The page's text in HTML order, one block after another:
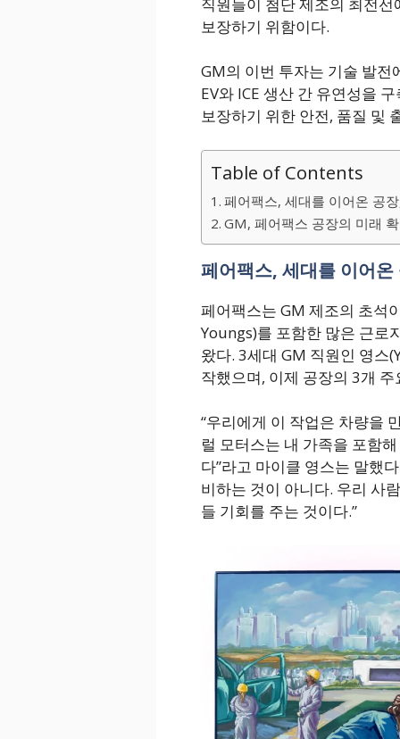
보장하기 위함이다.
GM의 이번 투자는 기술 발전
EV와 ICE 생산 간 유연성을
보장하기 위한 안전, 품질 및
Table of Contents
페어팩스, 세대를 이어온 공
GM, 페어팩스 공장의 미래
페어팩스, 세대를 이어
페어팩스는 GM 제조의 초석
Youngs)를 포함한 많은 근로
왔다. 3세대 GM 직원인 영스
작했으며, 이제 공장의 3개
“우리에게 이 작업은 차량을
럴 모터스는 내 가족을 포함
다”라고 마이클 영스는 말했
비하는 것이 아니다. 우리 사
들 기회를 주는 것이다.”